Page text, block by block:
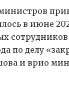
в июне
по делу
и врио